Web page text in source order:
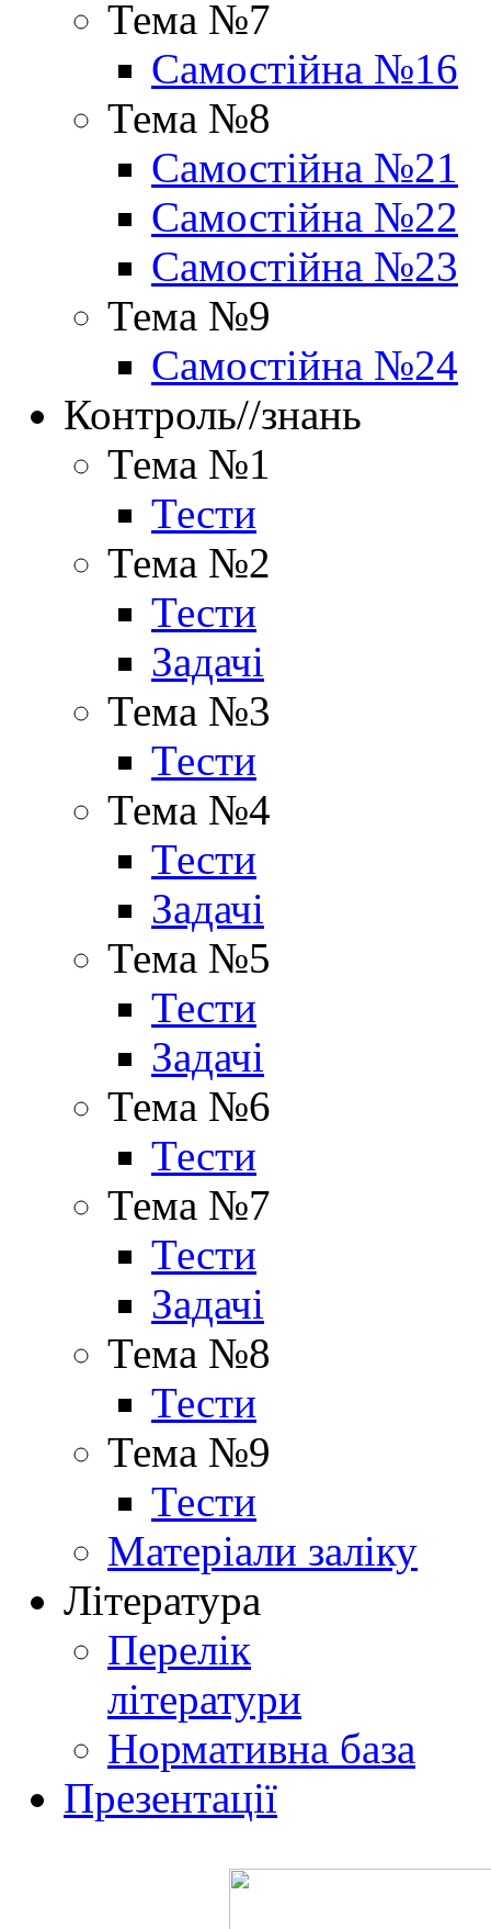
Тема №7
Самостійна №16
Тема №8
Самостійна №21
Самостійна №22
Самостійна №23
Тема №9
Самостійна №24
Контроль//знань
Тема №1
Тести
Тема №2
Тести
Задачі
Тема №3
Тести
Тема №4
Тести
Задачі
Тема №5
Тести
Задачі
Тема №6
Тести
Тема №7
Тести
Задачі
Тема №8
Тести
Тема №9
Тести
Матеріали заліку
Література
Перелік
літератури
Нормативна база
Презентації